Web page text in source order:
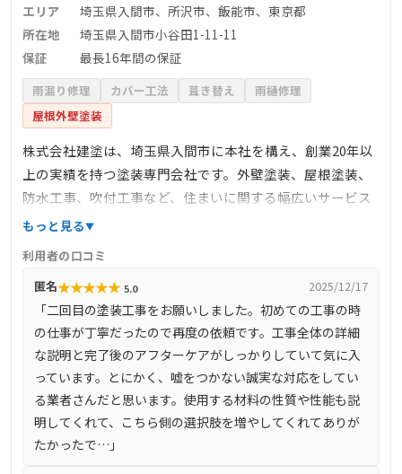
エリア
埼玉県入間市、所沢市、飯能市、東京都
所在地
埼玉県入間市小谷田1-11-11
保証
最長16年間の保証
雨漏り修理 カバー工法 葺き替え
雨樋修理
屋根外壁塗装
株式会社建塗は、埼玉県入間市に本社を構え、創業20年以
上の実績を持つ塗装専門会社です。外壁塗装、屋根塗装、
防水工事、吹付工事など、住まいに関する幅広いサービス
を提供しています。完全自社施工と地域密着型の営業スタ
したい外壁塗装会社の3部門でNo.1を獲得しています。施工
後のアフターフォローも万全で、最長16年間の保証や定期
診断を実施し、お客様の安心をサポートしています。
もっと見る
利用者の口コミ
匿名★★★★★ 5.0 2025/12/17
「二回目の塗装工事をお願いしました。初めての工事の時
の仕事が丁寧だったので再度の依頼です。工事全体の詳細
な説明と完了後のアフターケアがしっかりしていて気に入
っています。とにかく、嘘をつかない誠実な対応をしてい
る業者さんだと思います。使用する材料の性質や性能も説
明してくれて、こちら側の選択肢を増やしてくれてありが
たかったで…」